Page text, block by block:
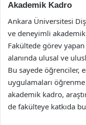
Akademik Kadro
Ankara Üniversitesi
ve deneyimli
Fakültede görev
alanında ulusal ve
Bu sayede öğrenciler,
uygulamaları öğrenme
akademik kadro,
de fakülteye katkıda